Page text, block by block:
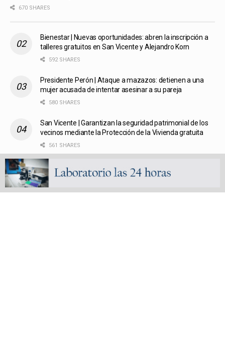
670 SHARES
Bienestar | Nuevas oportunidades: abren la inscripción a
talleres gratuitos en San Vicente y Alejandro Korn
592 SHARES
Presidente Perón | Ataque a mazazos: detienen a una
mujer acusada de intentar asesinar a su pareja
580 SHARES
San Vicente | Garantizan la seguridad patrimonial de los
vecinos mediante la Protección de la Vivienda gratuita
561 SHARES
Fútbol liguista | Defensores de Glew arrasó en las finales
de la Copa de Oro del Femenino y Veterano de la
Metropolitana